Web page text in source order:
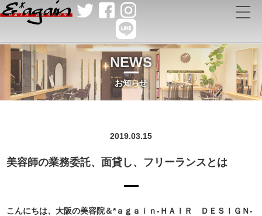
NEWS
お知らせ
2019.03.15
美容師の業務委託、面貸し、フリーランスとは
こんにちは、大阪の美容院＆*ａｇａｉｎ-ＨＡＩＲ ＤＥＳＩＧＮ-